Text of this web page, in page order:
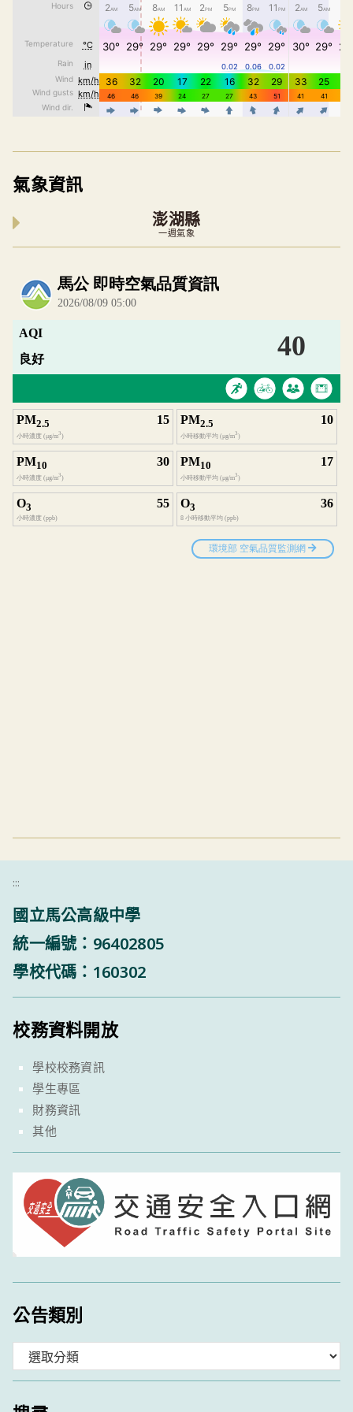
氣象資訊
澎湖縣
一週氣象
內嵌空氣品質小工具為視覺預覽，完整即時空
:::
國立馬公高級中學
統一編號：96402805
學校代碼：160302
校務資料開放
學校校務資訊
學生專區
財務資訊
其他
公告類別
類